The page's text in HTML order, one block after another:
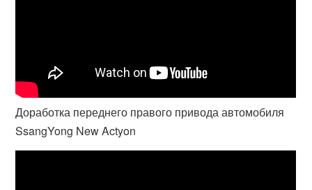
Доработка переднего правого привода автомобиля
SsangYong New Actyon